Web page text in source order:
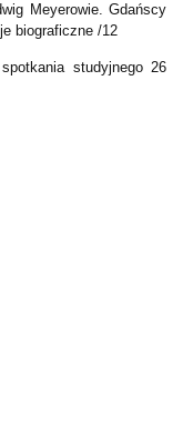
Meyerowie. Gdańscy
biograficzne /12
studyjnego 26